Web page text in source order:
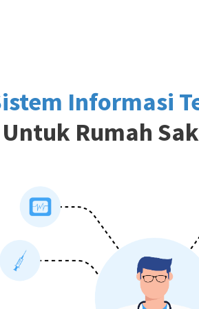
Informasi
Untuk Rumah